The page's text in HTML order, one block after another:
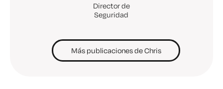
Director de
Seguridad
Más publicaciones de Chris